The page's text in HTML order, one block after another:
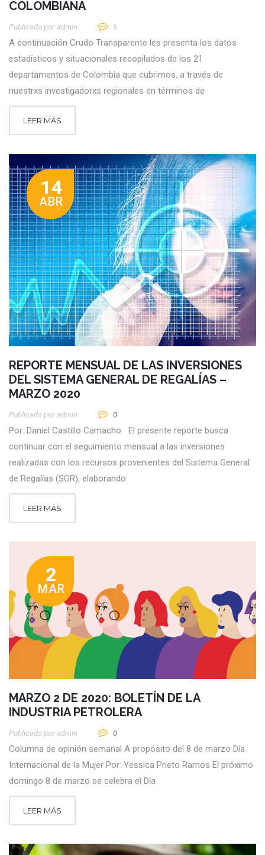
COLOMBIANA
Publicado por Admin 6
A continuación Crudo Transparente les presenta los datos
estadísticos y situacionales recopilados de los 21
departamentos de Colombia que cubrimos, a través de
nuestrxs investigadorxs regionales en términos de
LEER MÁS
14
ABR
REPORTE MENSUAL DE LAS INVERSIONES
DEL SISTEMA GENERAL DE REGALÍAS –
MARZO 2020
Publicado por Admin 0
Por: Daniel Castillo Camacho El presente reporte busca
continuar con el seguimiento mensual a las inversiones
realizadas con los recursos provenientes del Sistema General
de Regalías (SGR), elaborando
LEER MÁS
2
MAR
MARZO 2 DE 2020: BOLETÍN DE LA
INDUSTRIA PETROLERA
Publicado por Admin 0
Columna de opinión semanal A propósito del 8 de marzo Día
Internacional de la Mujer Por: Yessica Prieto Ramos El próximo
domingo 8 de marzo se celebra el Día
LEER MÁS